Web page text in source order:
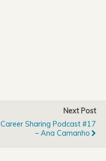
Next Post
Career Sharing Podcast #17
– Ana Camanho